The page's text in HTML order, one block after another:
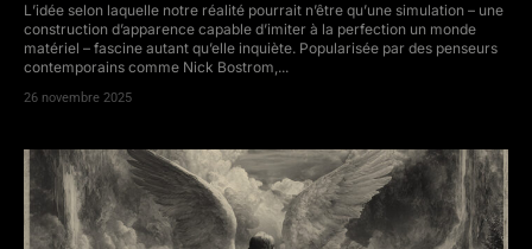
L’idée selon laquelle notre réalité pourrait n’être qu’une simulation – une
construction d’apparence capable d’imiter à la perfection un monde
matériel – fascine autant qu’elle inquiète. Popularisée par des penseurs
contemporains comme Nick Bostrom,...
26 novembre 2025